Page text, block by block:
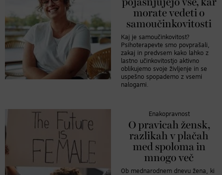
pojasnjujejo vse, kar
morate vedeti o
samoučinkovitosti
Kaj je samoučinkovitost?
Psihoterapevte smo povprašali,
zakaj in predvsem kako lahko z
lastno učinkovitostjo aktivno
oblikujemo svoje življenje in se
uspešno spopademo z vsemi
nalogami.
Enakopravnost
O pravicah žensk,
razlikah v plačah
med spoloma in
mnogo več
Ob mednarodnem dnevu žena, ki